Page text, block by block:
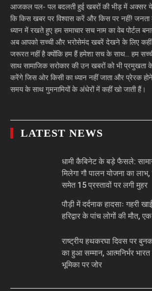
आजकल पल- पल बदलती हुई खबरों की भीड़ में अक्सर ये
कि किस खबर पर विश्वास करें और किस पर नहीं! जनता
ध्यान में रखते हुए हम समाचार सच नाम का वेब पोर्टल
अब आपको सच्ची और भरोसेमंद खबरें देखने के लिए
जरूरत नहीं है क्योंकि हम हैं हमेशा सच के साथ… हम
साथ सामाजिक सरोकार की उन खबरों को भी प्रमुखता
करेंगे जिस ओर किसी का ध्यान नहीं जाता और प्रेरक
समय के साथ गुमनामियों के अंधेरों में कहीं खो जाती हैं।
LATEST NEWS
धामी कैबिनेट के बड़े फैसले:
मिलेगा गौ पालन योजना का
समेत 15 प्रस्तावों पर लगी मुहर
पौड़ी में दर्दनाक हादसाः गहरी
हरिद्वार के पांच लोगों की मौत,
राष्ट्रीय हथकरघा दिवस पर
का हुआ सम्मान, आत्मनिर्भर
भूमिका पर जोर